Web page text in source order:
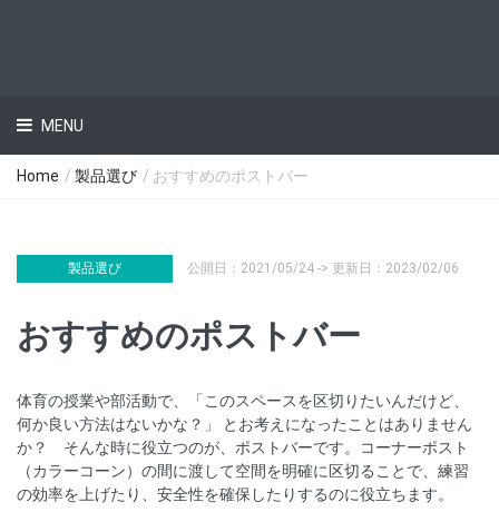
MENU
Home / 製品選び / おすすめのポストバー
製品選び 公開日：2021/05/24 -> 更新日：2023/02/06
おすすめのポストバー
体育の授業や部活動で、「このスペースを区切りたいんだけど、
何か良い方法はないかな？」 とお考えになったことはありません
か？ そんな時に役立つのが、ポストバーです。コーナーポスト
（カラーコーン）の間に渡して空間を明確に区切ることで、練習
の効率を上げたり、安全性を確保したりするのに役立ちます。